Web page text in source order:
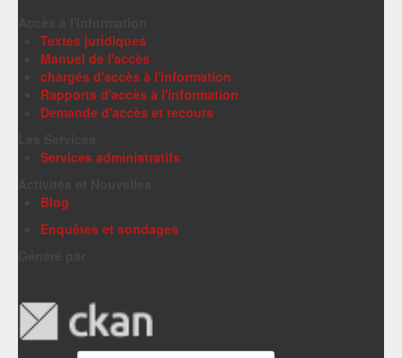
Textes juridiques
Manuel de l'accès
chargés d'accès à l'information
Rapports d'accès à l'information
Demande d'accès et recours
Services administratifs
Blog
Enquêtes et sondages